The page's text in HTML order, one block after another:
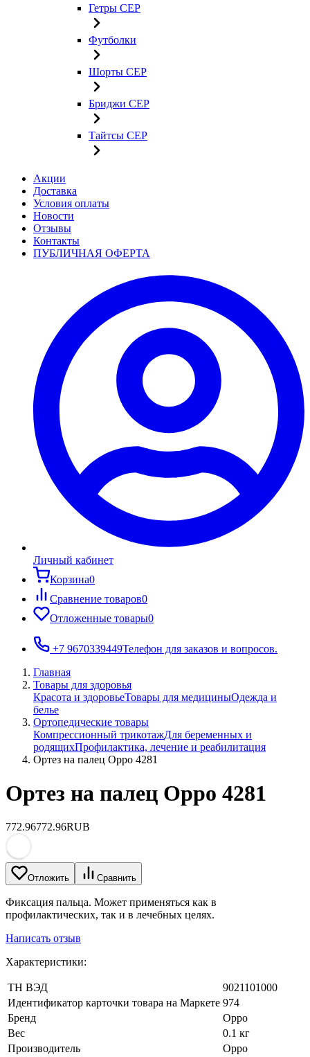
Гетры CEP
Футболки
Шорты CEP
Бриджи CEP
Тайтсы CEP
Акции
Доставка
Условия оплаты
Новости
Отзывы
Контакты
ПУБЛИЧНАЯ ОФЕРТА
Личный кабинет
Корзина0
Сравнение товаров0
Отложенные товары0
+7 9670339449Телефон для заказов и вопросов.
Главная
Товары для здоровья
Красота и здоровьеТовары для медициныОдежда и
белье
Ортопедические товары
Компрессионный трикотажДля беременных и
родящихПрофилактика, лечение и реабилитация
Ортез на палец Oppo 4281
Ортез на палец Oppo 4281
772.96772.96RUB
Отложить Сравнить
Фиксация пальца. Может применяться как в
профилактических, так и в лечебных целях.
Написать отзыв
Характеристики:
ТН ВЭД
9021101000
Идентификатор карточки товара на Маркете 974
Бренд
Oppo
Вес
0.1 кг
Производитель
Oppo